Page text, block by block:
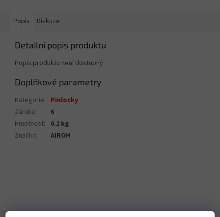
Popis Diskuze
Detailní popis produktu
Popis produktu není dostupný
Doplňkové parametry
Kategorie: Pinlocky
Záruka:
6
Hmotnost:
0.2 kg
Značka: AIROH